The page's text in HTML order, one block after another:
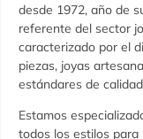
desde 1972, año de
referente del sector
caracterizado por el
piezas, joyas
estándares de
Estamos
todos los estilos para